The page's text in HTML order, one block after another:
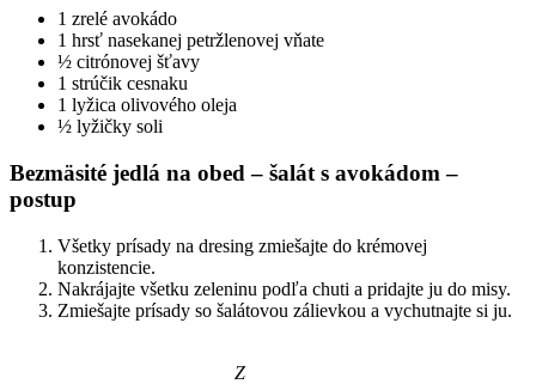
1 zrelé avokádo
1 hrsť nasekanej petržlenovej vňate
½ citrónovej šťavy
1 strúčik cesnaku
1 lyžica olivového oleja
½ lyžičky soli
Bezmäsité jedlá na obed – šalát s avokádom –
postup
Všetky prísady na dresing zmiešajte do krémovej
konzistencie.
Nakrájajte všetku zeleninu podľa chuti a pridajte ju do misy.
Zmiešajte prísady so šalátovou zálievkou a vychutnajte si ju.
Z